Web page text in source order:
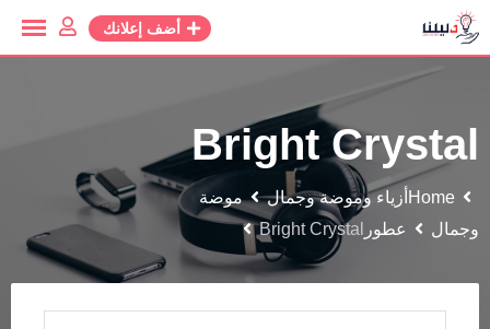
أضف إعلانك
Bright Crystal
Home أزياء وموضة وجمال
موضة
وجمال
عطور Bright Crystal